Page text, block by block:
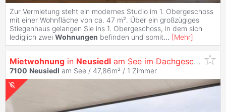
Zur Vermietung steht ein modernes Studio im 1. Obergeschoss
mit einer Wohnfläche von ca. 47 m². Über ein großzügiges
Stiegenhaus gelangen Sie ins 1. Obergeschoss, in dem sich
lediglich zwei Wohnungen befinden und somit... [Mehr]
Mietwohnung in Neusiedl am See im Dachgeschoß mit unverbaubarem Seeblick - Top 6
7100 Neusiedl am See / 47,86m² / 1 Zimmer